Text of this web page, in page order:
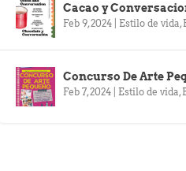
Cacao y
Feb 9, 2024 Estilo de vida,
Concurso De Arte
Feb 7, 2024 Estilo de vida,